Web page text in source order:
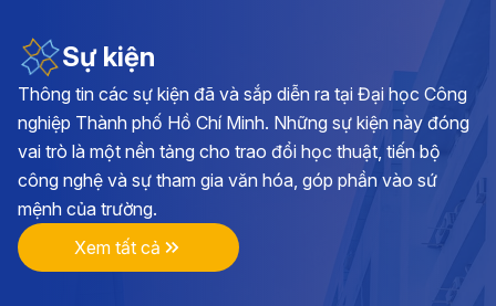
học kỳ I, năm học 2026 - 2027
28/04/2026 Thông báo
Kế hoạch triển khai cuộc thi chính luận về bảo vệ
nền tảng tư tưởng của Đảng lần thứ 6, năm 2026
tại Đảng bộ Trường ĐH Công nghiệp TP.HCM
17/04/2026 Thông báo
Thông báo v/v vận động đóng góp hình ảnh, tư
liệu và hiện vật hướng tới kỷ niệm 70 năm Ngày
Sự kiện
Thông tin các sự kiện đã và sắp diễn ra tại Đại học Công
nghiệp Thành phố Hồ Chí Minh. Những sự kiện này đóng
vai trò là một nền tảng cho trao đổi học thuật, tiến bộ
công nghệ và sự tham gia văn hóa, góp phần vào sứ
mệnh của trường.
Xem tất cả